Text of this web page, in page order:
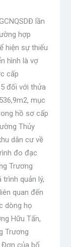
lần
hợp
hiện sự thiếu
hình là vợ
cấp
đối với thửa
mục
hồ sơ cấp
Thủy
dân cư về
đo đạc
Trương
quản lý,
quan đến
dòng họ
Hữu Tấn,
Trương
Đơn của bố